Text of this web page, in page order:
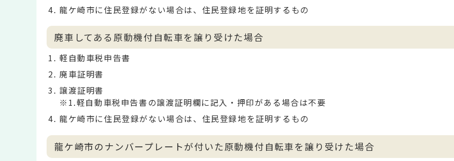
龍ケ崎市に住民登録がない場合は、住民登録地を証明するもの
廃車してある原動機付自転車を譲り受けた場合
軽自動車税申告書
廃車証明書
譲渡証明書
※1.軽自動車税申告書の譲渡証明欄に記入・押印がある場合は不要
龍ケ崎市に住民登録がない場合は、住民登録地を証明するもの
龍ケ崎市のナンバープレートが付いた原動機付自転車を譲り受けた場合